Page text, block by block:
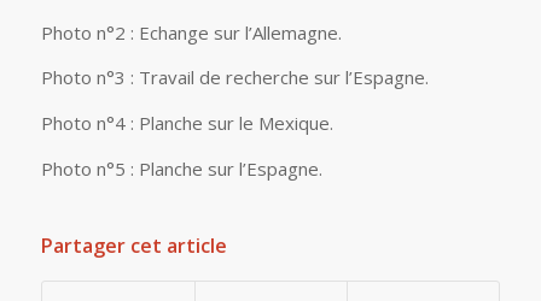
Photo n°2 : Echange sur l’Allemagne.
Photo n°3 : Travail de recherche sur l’Espagne.
Photo n°4 : Planche sur le Mexique.
Photo n°5 : Planche sur l’Espagne.
Partager cet article